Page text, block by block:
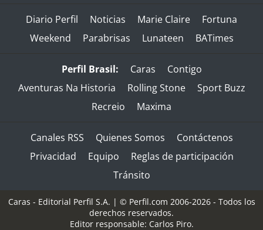
Diario Perfil Noticias Marie Claire
Fortuna
Weekend
Parabrisas Lunateen BATimes
Perfil Brasil: Caras
Contigo
Aventuras Na Historia
Rolling Stone
Sport Buzz
Recreio
Maxima
Canales RSS Quienes Somos
Contáctenos
Privacidad
Equipo
Reglas de participación
Tránsito
Caras - Editorial Perfil S.A. | © Perfil.com 2006-2026 - Todos los
derechos reservados.
Editor responsable: Carlos Piro.